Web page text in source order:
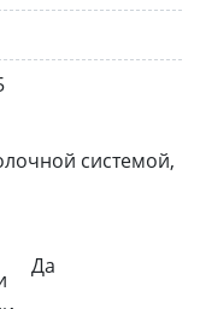
системой,
Да